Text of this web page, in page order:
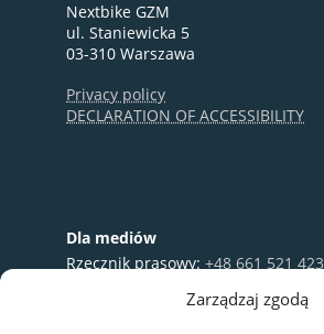
Zarządzaj zgodą
Nextbike GZM
ul. Staniewicka 5
03-310 Warszawa
Privacy policy
DECLARATION OF ACCESSIBILITY
Dla mediów
Rzecznik prasowy: +48 661 521 423
media@nextbike.pl
+48 696 003 711